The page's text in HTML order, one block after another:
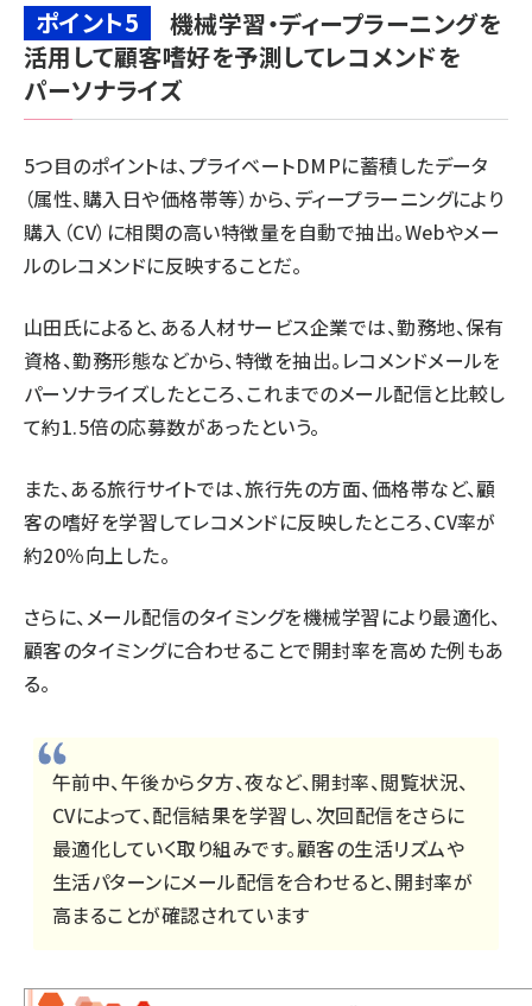
ポイント5
機械学習・ディープラーニングを
活用して顧客嗜好を予測してレコメンドを
パーソナライズ
5つ目のポイントは、プライベートDMPに蓄積したデータ
（属性、購入日や価格帯等）から、ディープラーニングにより
購入（CV）に相関の高い特徴量を自動で抽出。Webやメー
ルのレコメンドに反映することだ。
山田氏によると、ある人材サービス企業では、勤務地、保有
資格、勤務形態などから、特徴を抽出。レコメンドメールを
パーソナライズしたところ、これまでのメール配信と比較し
て約1.5倍の応募数があったという。
また、ある旅行サイトでは、旅行先の方面、価格帯など、顧
客の嗜好を学習してレコメンドに反映したところ、CV率が
約20％向上した。
さらに、メール配信のタイミングを機械学習により最適化、
顧客のタイミングに合わせることで開封率を高めた例もあ
る。
午前中、午後から夕方、夜など、開封率、閲覧状況、
CVによって、配信結果を学習し、次回配信をさらに
最適化していく取り組みです。顧客の生活リズムや
生活パターンにメール配信を合わせると、開封率が
高まることが確認されています